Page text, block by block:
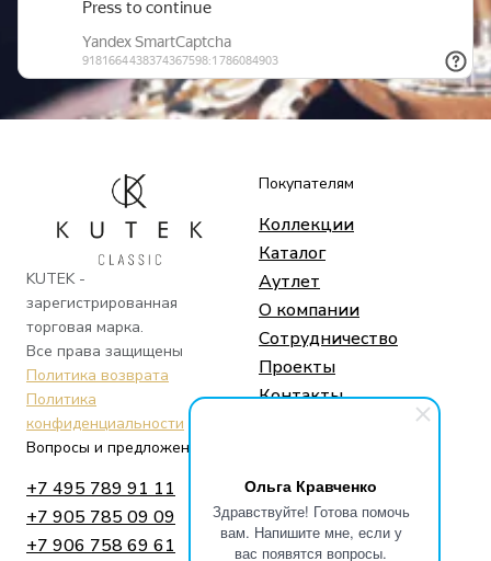
Ольга Кравченко
Здравствуйте! Готова помочь
вам. Напишите мне, если у
вас появятся вопросы.
KUTEK -
зарегистрированная
торговая марка.
Все права защищены
Политика возврата
Политика
конфиденциальности
Покупателям
Коллекции
Каталог
Аутлет
О компании
Сотрудничество
Проекты
Контакты
Вопросы и предложения
+7 495 789 91 11
+7 905 785 09 09
+7 906 758 69 61
Telegram
Whatsapp
Instagram